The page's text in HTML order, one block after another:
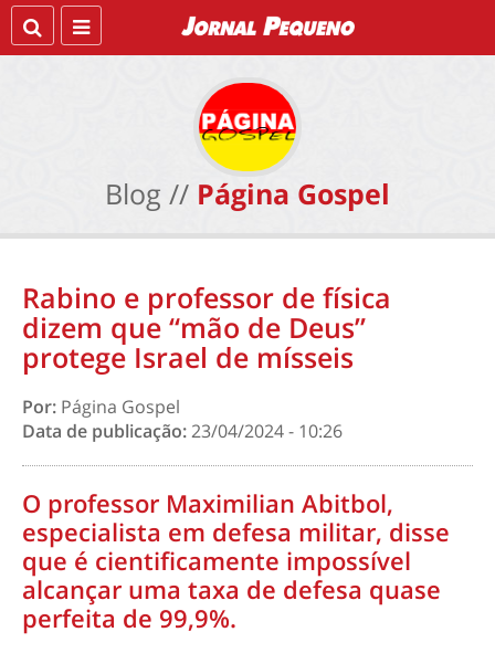
Blog // Página Gospel
Rabino e professor de física
dizem que “mão de Deus”
protege Israel de mísseis
Por: Página Gospel
Data de publicação:23/04/2024 - 10:26
O professor Maximilian Abitbol,
especialista em defesa militar, disse
que é cientificamente impossível
alcançar uma taxa de defesa quase
perfeita de 99,9%.